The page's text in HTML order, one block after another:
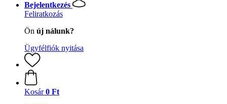
Bejelentkezés
Feliratkozás
Ön új nálunk?
Ügyfélfiók nyitása
Kosár 0 Ft